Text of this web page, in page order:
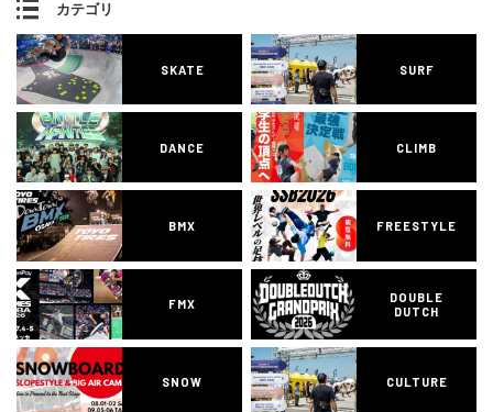
カテゴリ
SKATE SURF
DANCE CLIMB
BMX FREESTYLE
FMX
DOUBLE
DUTCH
SNOW CULTURE